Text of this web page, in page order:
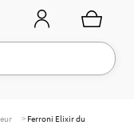
Rechercher
> Ferroni Elixir du